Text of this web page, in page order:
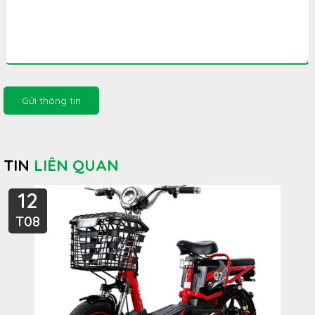
Gửi thông tin
TIN LIÊN QUAN
12
T08